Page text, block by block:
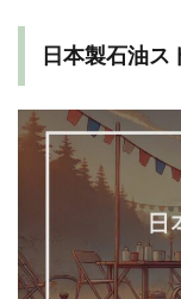
日本製石油ス